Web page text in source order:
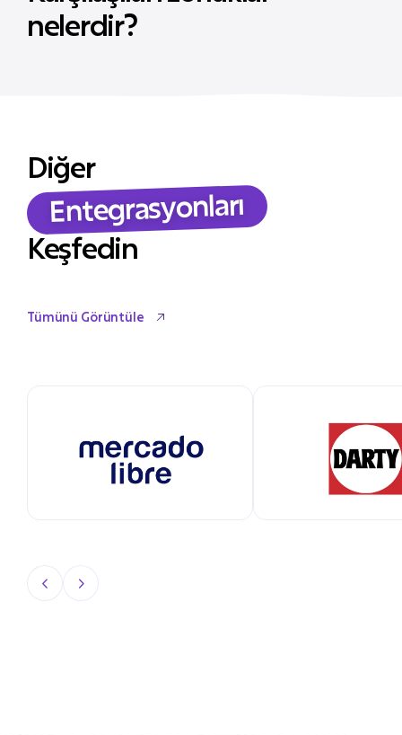
nelerdir?
Diğer
Entegrasyonları
Keşfedin
Tümünü Görüntüle